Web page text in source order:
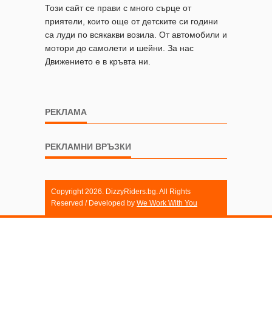
Този сайт се прави с много сърце от
приятели, които още от детските си години
са луди по всякакви возила. От автомобили и
мотори до самолети и шейни. За нас
Движението е в кръвта ни.
РЕКЛАМА
РЕКЛАМНИ ВРЪЗКИ
Copyright 2026. DizzyRiders.bg. All Rights
Reserved / Developed by We Work With You